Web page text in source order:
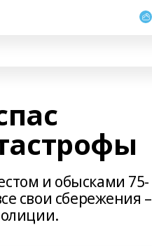
и обысками 75-
свои сбережения –